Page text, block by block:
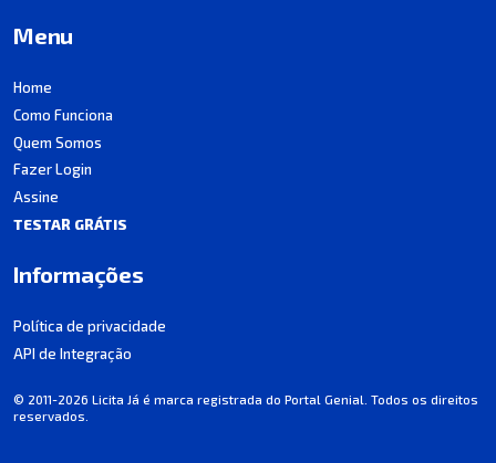
Menu
Home
Como Funciona
Quem Somos
Fazer Login
Assine
TESTAR GRÁTIS
Informações
Política de privacidade
API de Integração
© 2011-2026 Licita Já é marca registrada do Portal Genial. Todos os direitos
reservados.